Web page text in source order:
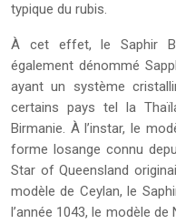
typique du rubis.
À cet effet, le Saphir
également dénommé
ayant un système
certains pays tel la
Birmanie. À l’instar, le
forme losange connu
Star of Queensland
modèle de Ceylan, le
l’année 1043, le modèle